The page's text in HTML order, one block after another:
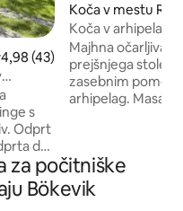
ocena: 4,98 od 5,
4,98 (43)
s
Odprt
do
gozda,
Koča v mestu
Koča v
čolnom in
Majhna očarljiva
prejšnjega
zasebnim
arhipelag. Masažna kad in kajak na drva,
V bližini so
trgovina. Popolno prenočišče za vodne
dejavnosti,
za počitniške
Bökevik